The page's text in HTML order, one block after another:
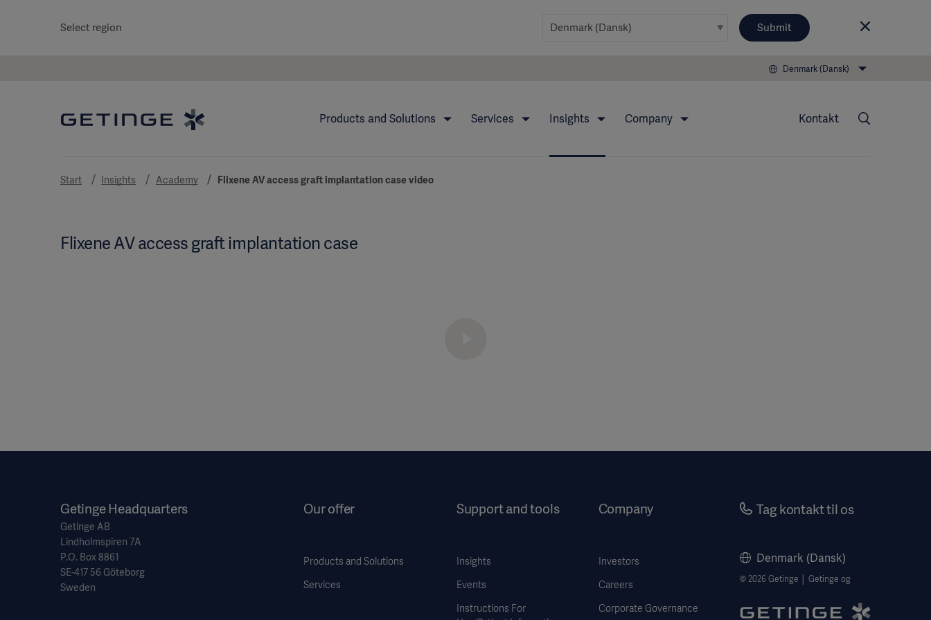
Select region Submit
Denmark (Dansk)
Products and Solutions Services Insights Company Kontakt
Start Insights Academy Flixene AV access graft implantation case video
Flixene AV access graft implantation case
Getinge Headquarters
Getinge AB
Lindholmspiren 7A
P.O. Box 8861
SE-417 56 Göteborg
Sweden
Our offer
Products and Solutions
Services
Support and tools
Insights
Events
Instructions For
Company
Investors
Careers
Corporate Governance
Tag kontakt til os
Denmark (Dansk)
© 2026 Getinge │ Getinge og